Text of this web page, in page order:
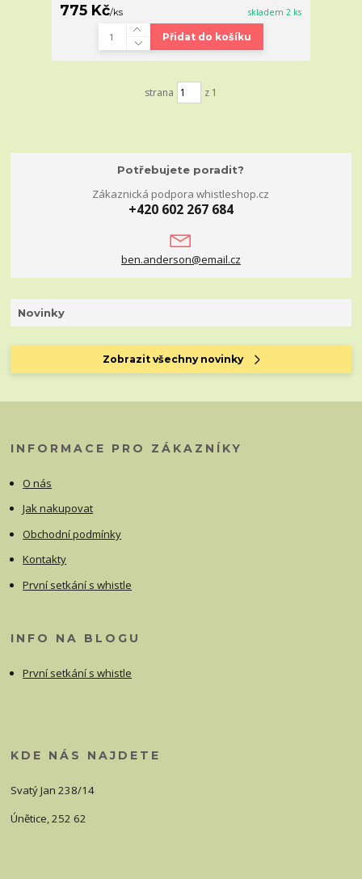
775 Kč/ks skladem 2 ks
Přidat do košíku
strana z 1
Potřebujete poradit?
Zákaznická podpora whistleshop.cz
+420 602 267 684
ben.anderson@email.cz
Novinky
Zobrazit všechny novinky
INFORMACE PRO ZÁKAZNÍKY
O nás
Jak nakupovat
Obchodní podmínky
Kontakty
První setkání s whistle
INFO NA BLOGU
První setkání s whistle
KDE NÁS NAJDETE
Svatý Jan 238/14
Únětice, 252 62